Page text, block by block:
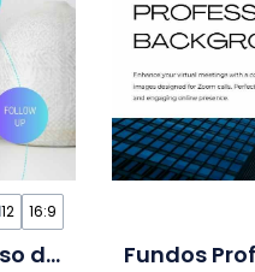
12 16:9
Infográficos Profissionais do Processo de Planejamento FCCLA em Slides Fundos